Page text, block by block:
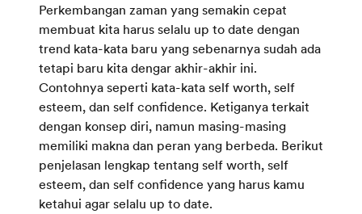
Perkembangan zaman yang semakin cepat
membuat kita harus selalu up to date dengan
trend kata-kata baru yang sebenarnya sudah ada
tetapi baru kita dengar akhir-akhir ini.
Contohnya seperti kata-kata self worth, self
esteem, dan self confidence. Ketiganya terkait
dengan konsep diri, namun masing-masing
memiliki makna dan peran yang berbeda. Berikut
penjelasan lengkap tentang self worth, self
esteem, dan self confidence yang harus kamu
ketahui agar selalu up to date.